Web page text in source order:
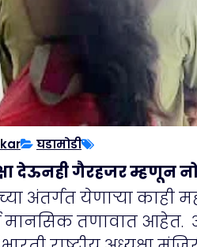
घडामोडी
देऊनही गैरहजर म्हणून नोंद
अंतर्गत येणाऱ्या
मानसिक तणावात आहेत.